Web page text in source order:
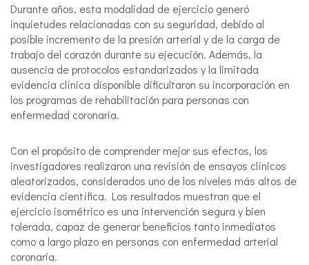
Durante años, esta modalidad de ejercicio generó
inquietudes relacionadas con su seguridad, debido al
posible incremento de la presión arterial y de la carga de
trabajo del corazón durante su ejecución. Además, la
ausencia de protocolos estandarizados y la limitada
evidencia clínica disponible dificultaron su incorporación en
los programas de rehabilitación para personas con
enfermedad coronaria.
Con el propósito de comprender mejor sus efectos, los
investigadores realizaron una revisión de ensayos clínicos
aleatorizados, considerados uno de los niveles más altos de
evidencia científica. Los resultados muestran que el
ejercicio isométrico es una intervención segura y bien
tolerada, capaz de generar beneficios tanto inmediatos
como a largo plazo en personas con enfermedad arterial
coronaria.